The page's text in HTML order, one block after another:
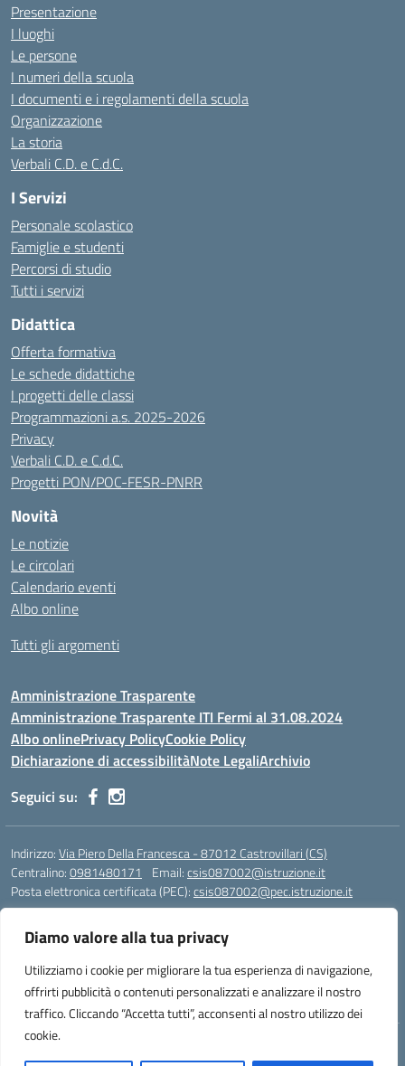
Diamo valore alla tua privacy
Utilizziamo i cookie per migliorare la tua esperienza di navigazione,
offrirti pubblicità o contenuti personalizzati e analizzare il nostro
traffico. Cliccando “Accetta tutti”, acconsenti al nostro utilizzo dei
cookie.
Presentazione
I luoghi
Le persone
I numeri della scuola
I documenti e i regolamenti della scuola
Organizzazione
La storia
Verbali C.D. e C.d.C.
I Servizi
Personale scolastico
Famiglie e studenti
Percorsi di studio
Tutti i servizi
Didattica
Offerta formativa
Le schede didattiche
I progetti delle classi
Programmazioni a.s. 2025-2026
Privacy
Verbali C.D. e C.d.C.
Progetti PON/POC-FESR-PNRR
Novità
Le notizie
Le circolari
Calendario eventi
Albo online
Tutti gli argomenti
Amministrazione Trasparente
Amministrazione Trasparente ITI Fermi al 31.08.2024
Albo onlinePrivacy PolicyCookie Policy
Dichiarazione di accessibilitàNote LegaliArchivio
Seguici su:
Indirizzo:Via Piero Della Francesca - 87012 Castrovillari (CS)
Centralino:0981480171 Email:csis087002@istruzione.it
Posta elettronica certificata (PEC):csis087002@pec.istruzione.it
Codice meccanografico:CSIS087002
Codice Indice delle Pubbliche Amministrazioni (IPA): PNG4CA8K
Codice unico di fatturazione (CUF): R8N7JA